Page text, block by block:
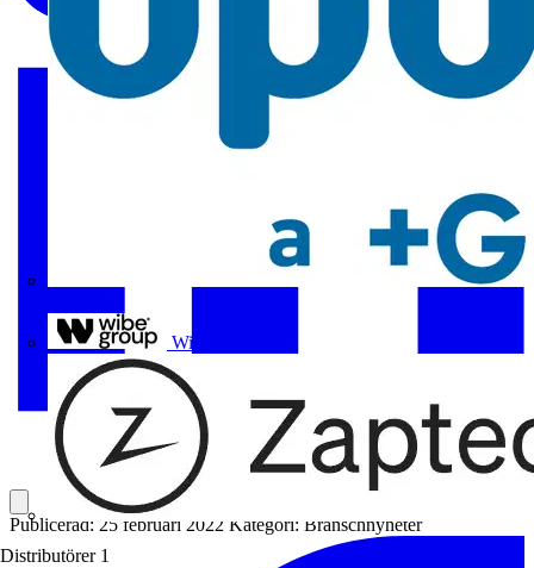
Wibe Group
Distributörer 1
Publicerad: 25 februari 2022 Kategori: Branschnyheter